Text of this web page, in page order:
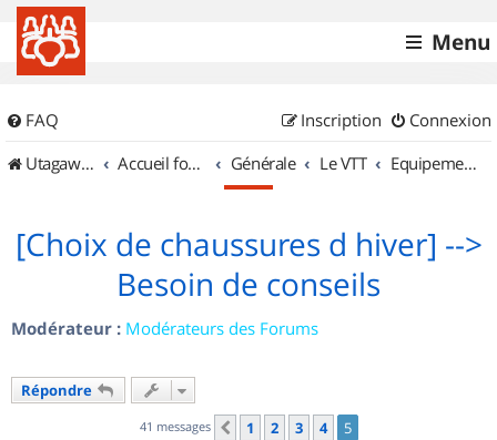
Menu
FAQ Connexion
Inscription
UtagawaVTT (Randos VTT et VTTAE avec traces GPS)
Accueil forum Générale Le VTT Equipements et Accessoires
[Choix de chaussures d hiver] -->
Besoin de conseils
Modérateur : Modérateurs des Forums
Répondre
41 messages Précédent
1 2 3 4 5